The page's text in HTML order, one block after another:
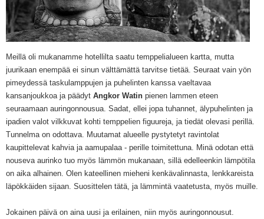
Meillä oli mukanamme hotellilta saatu temppelialueen kartta, mutta
juurikaan enempää ei sinun välttämättä tarvitse tietää. Seuraat vain yön
pimeydessä taskulamppujen ja puhelinten kanssa vaeltavaa
kansanjoukkoa ja päädyt Angkor Watin pienen lammen eteen
seuraamaan auringonnousua. Sadat, ellei jopa tuhannet, älypuhelinten ja
ipadien valot vilkkuvat kohti temppelien figuureja, ja tiedät olevasi perillä.
Tunnelma on odottava. Muutamat alueelle pystytetyt ravintolat
kaupittelevat kahvia ja aamupalaa - perille toimitettuna. Minä odotan että
nouseva aurinko tuo myös lämmön mukanaan, sillä edelleenkin lämpötila
on aika alhainen. Olen kateellinen mieheni kenkävalinnasta, lenkkareista
läpökkäiden sijaan. Suosittelen tätä, ja lämmintä vaatetusta, myös muille.
Jokainen päivä on aina uusi ja erilainen, niin myös auringonnousut.